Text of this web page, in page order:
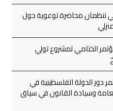
تنظمان محاضرة توعوية حول
الختامي لمشروع تولي
دور الدولة الفلسطينية في
وسيادة القانون في سياق